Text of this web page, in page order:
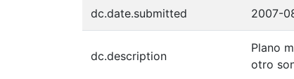
dc.date.submitted 2007-
dc.description
Plano
otro